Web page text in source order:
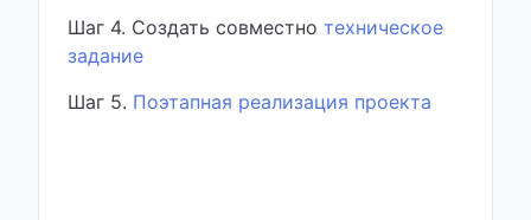
Шаг 4. Создать совместно техническое
задание
Шаг 5. Поэтапная реализация проекта